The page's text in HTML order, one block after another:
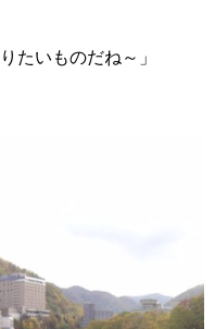
たいものだね～」